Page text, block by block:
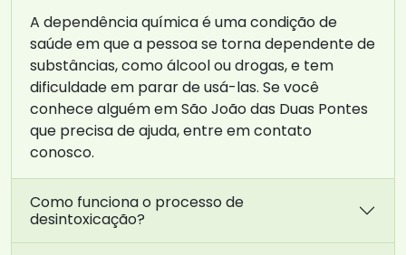
A dependência química é uma condição de
saúde em que a pessoa se torna dependente de
substâncias, como álcool ou drogas, e tem
dificuldade em parar de usá-las. Se você
conhece alguém em São João das Duas Pontes
que precisa de ajuda, entre em contato
conosco.
Como funciona o processo de
desintoxicação?